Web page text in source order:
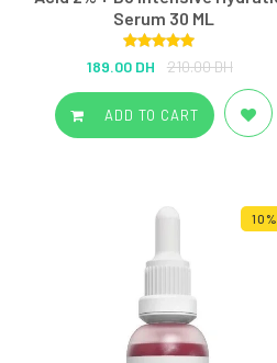
Serum 30 ML
Rated5.00
out of 5
189.00 DH 210.00 DH
ADD TO CART
10%